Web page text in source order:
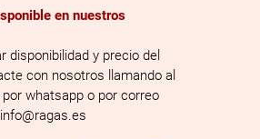
en nuestros
disponibilidad y precio del
con nosotros llamando al
por whatsapp o por correo